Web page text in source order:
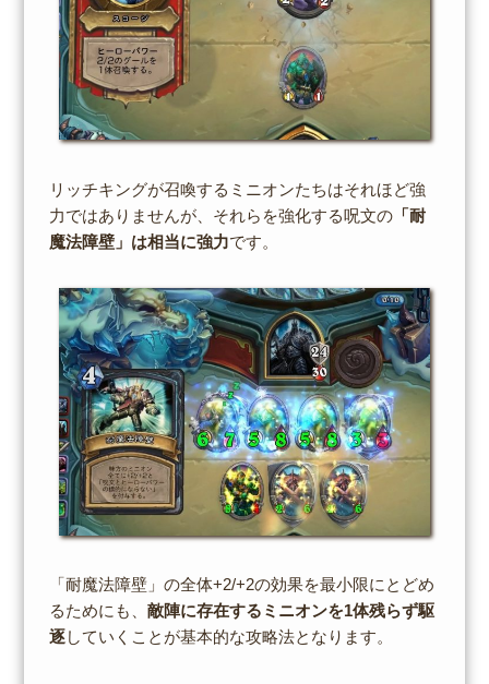
リッチキングが召喚するミニオンたちはそれほど強
力ではありませんが、それらを強化する呪文の「耐
魔法障壁」は相当に強力です。
「耐魔法障壁」の全体+2/+2の効果を最小限にとどめ
るためにも、 敵陣に存在するミニオンを1体残らず駆
逐していくことが基本的な攻略法となります。